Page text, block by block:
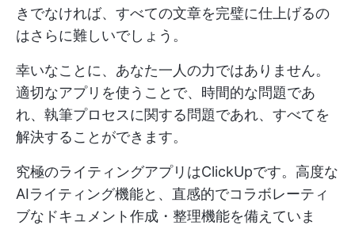
きでなければ、すべての文章を完璧に仕上げるの
はさらに難しいでしょう。
幸いなことに、あなた一人の力ではありません。
適切なアプリを使うことで、時間的な問題であ
れ、執筆プロセスに関する問題であれ、すべてを
解決することができます。
究極のライティングアプリはClickUpです。高度な
AIライティング機能と、直感的でコラボレーティ
ブなドキュメント作成・整理機能を備えていま